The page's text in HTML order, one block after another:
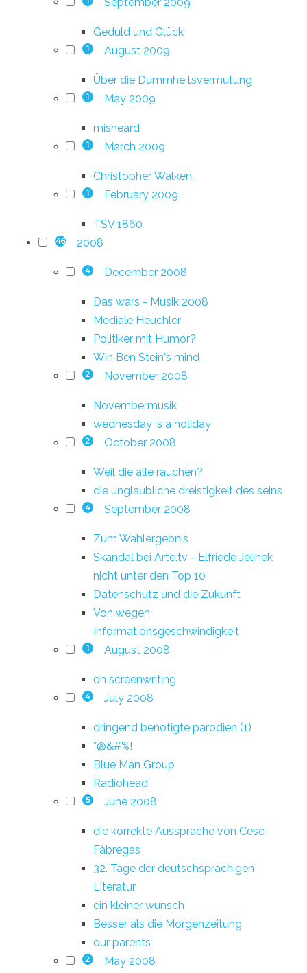
Geduld und Glück
1 August 2009
Über die Dummheitsvermutung
1 May 2009
misheard
1 March 2009
Christopher. Walken.
1 February 2009
TSV 1860
46 2008
4 December 2008
Das wars - Musik 2008
Mediale Heuchler
Politiker mit Humor?
Win Ben Stein's mind
2 November 2008
Novembermusik
wednesday is a holiday
2 October 2008
Weil die alle rauchen?
die unglaubliche dreistigkeit des seins
4 September 2008
Zum Wahlergebnis
Skandal bei Arte.tv - Elfriede Jelinek
nicht unter den Top 10
Datenschutz und die Zukunft
Von wegen
Informationsgeschwindigkeit
1 August 2008
on screenwriting
4 July 2008
dringend benötigte parodien (1)
*@&#%!
Blue Man Group
Radiohead
5 June 2008
die korrekte Aussprache von Cesc
Fàbregas
32. Tage der deutschsprachigen
Literatur
ein kleiner wunsch
Besser als die Morgenzeitung
our parents
2 May 2008